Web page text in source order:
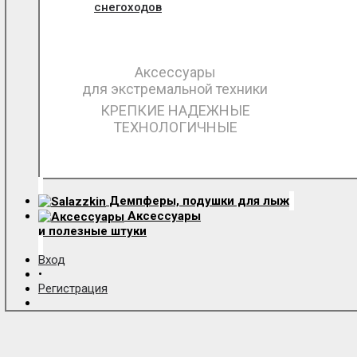
снегоходов
Аксессуары
для экстремальной техники
КРЕПКИЕ НАДЕЖНЫЕ
ТЕХНОЛОГИЧНЫЕ
Демпферы, подушки для лыж
Аксессуары
и полезные штуки
Вход
•
Регистрация